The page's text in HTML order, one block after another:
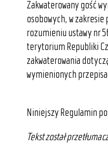
Zakwaterowany gość
osobowych, w
rozumieniu ustawy nr
terytorium Republiki
zakwaterowania
wymienionych
Niniejszy Regulamin
Tekst został